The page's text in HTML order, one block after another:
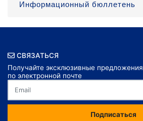
Информационный бюллетень
СВЯЗАТЬСЯ
Получайте эксклюзивные
по электронной почте
Подписаться